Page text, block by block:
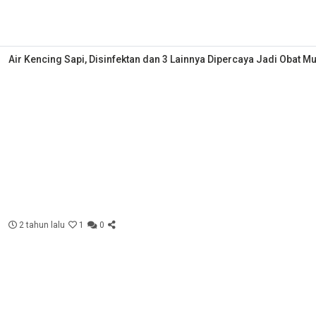
Air Kencing Sapi, Disinfektan dan 3 Lainnya Dipercaya Jadi Obat
2 tahun lalu 1 0